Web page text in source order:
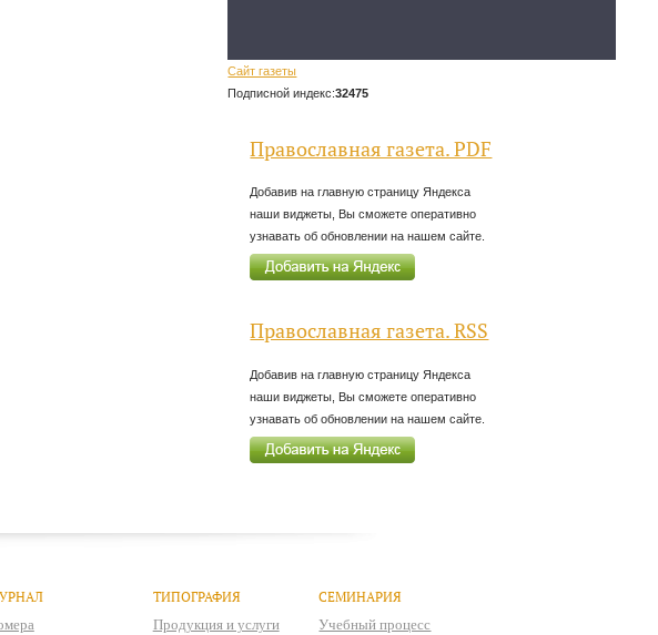
Сайт газеты
Подписной индекс:32475
Православная газета. PDF
Добавив на главную страницу Яндекса
наши виджеты, Вы сможете оперативно
узнавать об обновлении на нашем сайте.
Православная газета. RSS
Добавив на главную страницу Яндекса
наши виджеты, Вы сможете оперативно
узнавать об обновлении на нашем сайте.
ТИПОГРАФИЯ
Продукция и услуги
СЕМИНАРИЯ
Учебный процесс